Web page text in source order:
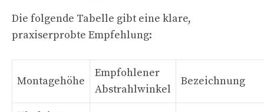
Die folgende Tabelle gibt eine klare,
praxiserprobte Empfehlung:
Montagehöhe
Empfohlener
Abstrahlwinkel
Bezeichnung